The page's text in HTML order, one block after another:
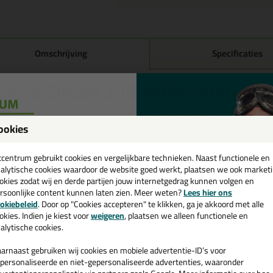
Omschrijving Specificaties
it Silicon 218 in RAL kleur in
je kit in een specifieke kleur? Gevonden! Deze siliconenkit in ral kleur
voor verschillende toepassingen. Een duurzame en
kleur zoekt met gegarandeerd een topresultaat. Bestel de
je meer weten over de toepassing en kenmerken van dit product?Lees
& tricks voor Seal-it Silicon 218 in RAL
volgende blogs wordt dit product gebruikt:
Welke kit heb ik nodig voor mijn badkamer?
gebruikt cookies en vergelijkbare technieken. Naast functionele en
cookies waardoor de website goed werkt, plaatsen we ook
zodat wij en derde partijen jouw internetgedrag kunnen volgen en
content kunnen laten zien. Meer weten?Lees hier ons
. Door op "Cookies accepteren" te klikken, ga je akkoord met alle
Indien je kiest voorweigeren, plaatsen we alleen functionele en
cookies.
gebruiken wij cookies en mobiele advertentie-ID’s voor
en niet-gepersonaliseerde advertenties, waaronder
💚
en ontvang een
€35,-bij je eerste bestelling!